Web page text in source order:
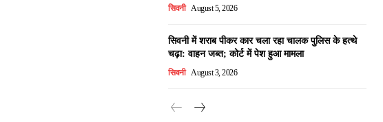
सिवनी August 5, 2026
सिवनी में शराब पीकर कार चला रहा चालक पुलिस के हत्थे
चढ़ा: वाहन जब्त; कोर्ट में पेश हुआ मामला
सिवनी August 3, 2026